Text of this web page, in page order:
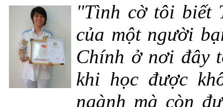
"Tình cờ tôi biết
của một người
Chính ở nơi đây
khi học được
ngành mà còn